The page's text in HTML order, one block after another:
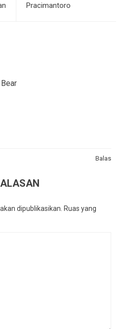
Pracimantoro
Balas
dipublikasikan. Ruas yang